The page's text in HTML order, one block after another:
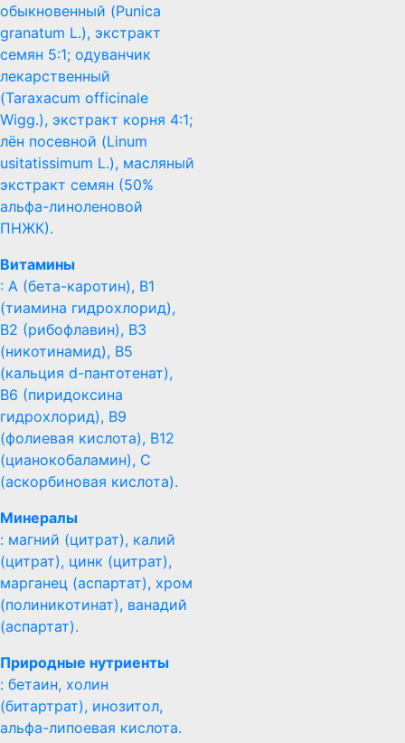
обыкновенный (Punica
granatum L.), экстракт
семян 5:1; одуванчик
лекарственный
(Taraxacum officinale
Wigg.), экстракт корня 4:1;
лён посевной (Linum
usitatissimum L.), масляный
экстракт семян (50%
альфа-линоленовой
ПНЖК).
Витамины
: A (бета-каротин), B1
(тиамина гидрохлорид),
B2 (рибофлавин), B3
(никотинамид), В5
(кальция d-пантотенат),
B6 (пиридоксина
гидрохлорид), B9
(фолиевая кислота), B12
(цианокобаламин), С
(аскорбиновая кислота).
Минералы
: магний (цитрат), калий
(цитрат), цинк (цитрат),
марганец (аспартат), хром
(полиникотинат), ванадий
(аспартат).
Природные нутриенты
: бетаин, холин
(битартрат), инозитол,
альфа-липоевая кислота.